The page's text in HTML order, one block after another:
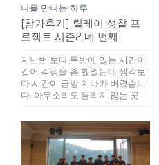
나를 만나는 하루
[참가후기] 릴레이 성찰 프
로젝트 시즌2 네 번째
지난번 보다 독방에 있는 시간이
길어 걱정을 좀 했었는데 생각보
다 시간이 금방 지나가 버렸습니
다. 아무소리도 들리지 않는 곳...